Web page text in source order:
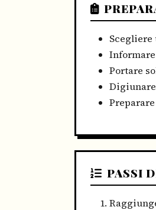
Portare
PASSI